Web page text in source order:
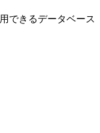
できるデータベース